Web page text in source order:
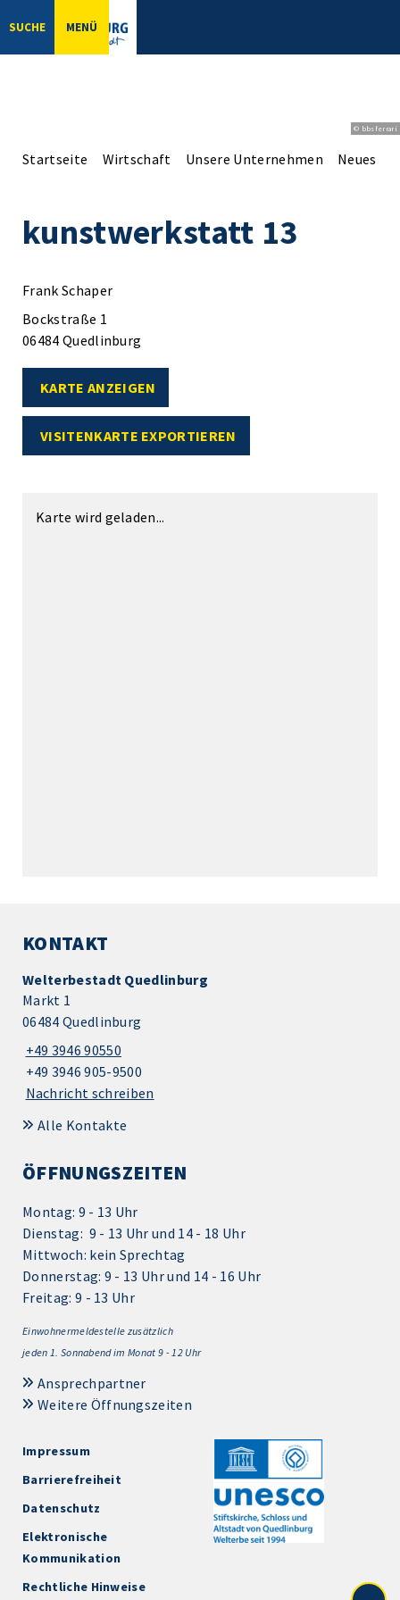
SUCHE MENÜ
© bbsferrari
Startseite Wirtschaft Unsere Unternehmen Neues
kunstwerkstatt 13
Frank Schaper
Bockstraße 1
06484 Quedlinburg
KARTE ANZEIGEN
VISITENKARTE EXPORTIEREN
Karte wird geladen...
KONTAKT
Welterbestadt Quedlinburg
Markt 1
06484 Quedlinburg
+49 3946 90550
+49 3946 905-9500
Nachricht schreiben
Alle Kontakte
ÖFFNUNGSZEITEN
Montag: 9 - 13 Uhr
Dienstag: 9 - 13 Uhr und 14 - 18 Uhr
Mittwoch: kein Sprechtag
Donnerstag: 9 - 13 Uhr und 14 - 16 Uhr
Freitag: 9 - 13 Uhr
Einwohnermeldestelle zusätzlich
jeden 1. Sonnabend im Monat 9 - 12 Uhr
Ansprechpartner
Weitere Öffnungszeiten
Impressum
Barrierefreiheit
Datenschutz
Elektronische
Kommunikation
Rechtliche Hinweise